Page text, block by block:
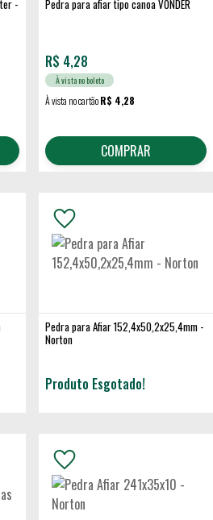
-
Pedra para afiar tipo canoa VONDER
R$ 4,28
À vista no boleto
À vista no cartãoR$ 4,28
COMPRAR
Pedra para Afiar 152,4x50,2x25,4mm -
Norton
Produto Esgotado!